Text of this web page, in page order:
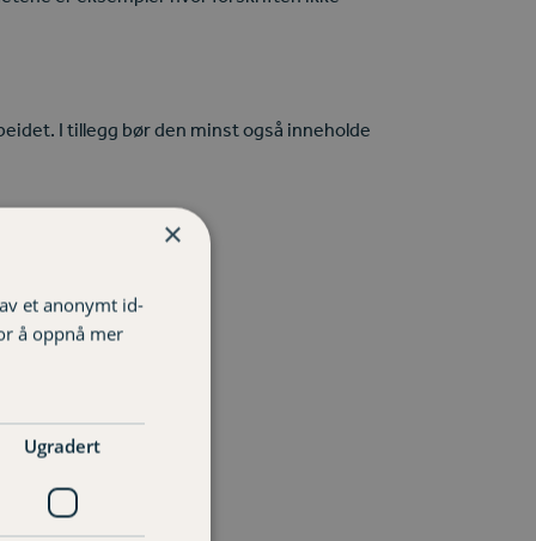
I tillegg bør den minst også inneholde
×
et anonymt id-
å oppnå mer
Ugradert